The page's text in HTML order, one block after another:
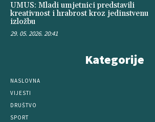
UMUS: Mladi umjetnici predstavili
kreativnost i hrabrost kroz jedinstvenu
izložbu
29. 05. 2026. 20:41
Kategorije
NASLOVNA
VIJESTI
DRUŠTVO
SPORT